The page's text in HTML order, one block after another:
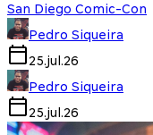
San Diego Comic-Con
Pedro Siqueira
25.jul.26
Pedro Siqueira
25.jul.26